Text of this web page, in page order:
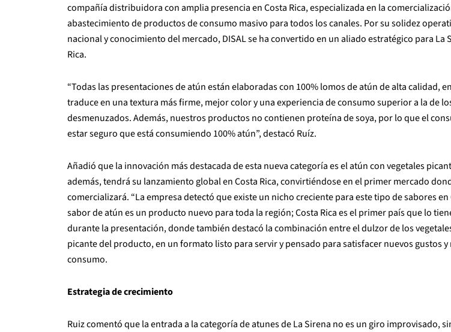
compañía distribuidora con amplia presencia en Costa Rica, especializada en la
abastecimiento de productos de consumo masivo para todos los canales. Por su solidez
nacional y conocimiento del mercado, DISAL se ha convertido en un aliado estratégico para La
Rica.
“Todas las presentaciones de atún están elaboradas con 100% lomos de atún de alta calidad,
traduce en una textura más firme, mejor color y una experiencia de consumo superior a la de
desmenuzados. Además, nuestros productos no contienen proteína de soya, por lo que el
estar seguro que está consumiendo 100% atún”, destacó Ruíz.
Añadió que la innovación más destacada de esta nueva categoría es el atún con vegetales
además, tendrá su lanzamiento global en Costa Rica, convirtiéndose en el primer mercado
comercializará. “La empresa detectó que existe un nicho creciente para este tipo de sabores en
sabor de atún es un producto nuevo para toda la región; Costa Rica es el primer país que lo
durante la presentación, donde también destacó la combinación entre el dulzor de los
picante del producto, en un formato listo para servir y pensado para satisfacer nuevos gustos
consumo.
Estrategia de crecimiento
Ruiz comentó que la entrada a la categoría de atunes de La Sirena no es un giro improvisado,